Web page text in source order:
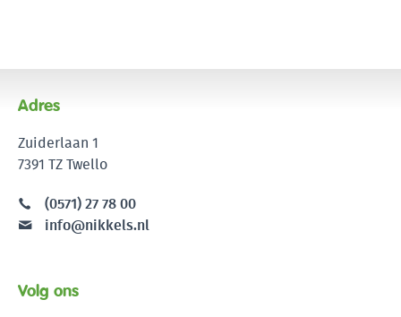
Adres
Zuiderlaan 1
7391 TZ Twello
(0571) 27 78 00
info@nikkels.nl
Volg ons